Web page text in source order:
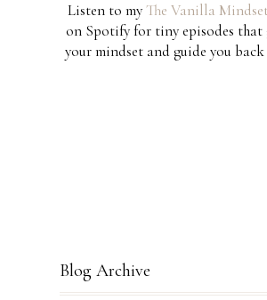
Listen to myThe Vanilla
on Spotify for tiny episodes that
your mindset and guide you
Blog Archive